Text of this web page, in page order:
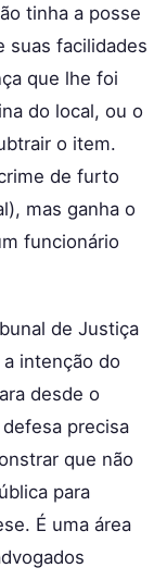
tinha a posse
suas facilidades
que lhe foi
do local, ou o
o item.
de furto
mas ganha o
funcionário
de Justiça
intenção do
desde o
precisa
que não
para
É uma área